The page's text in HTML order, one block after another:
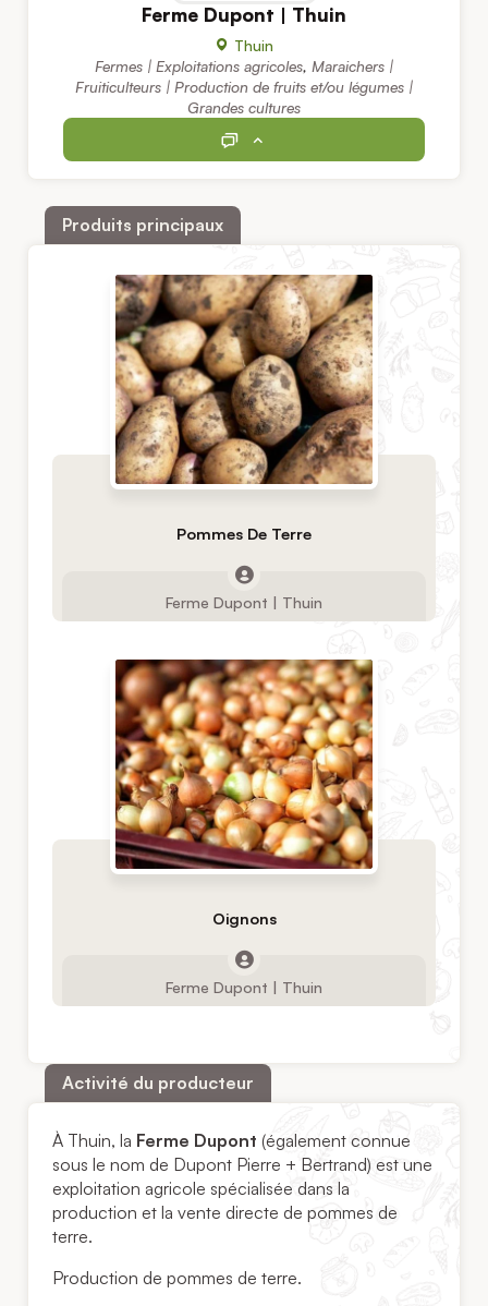
Ferme Dupont | Thuin
Thuin
Fermes | Exploitations agricoles, Maraichers |
Fruiticulteurs | Production de fruits et/ou légumes |
Grandes cultures
Produits principaux
Pommes De Terre
Ferme Dupont | Thuin
Oignons
Ferme Dupont | Thuin
Activité du producteur
À Thuin, la Ferme Dupont (également connue
sous le nom de Dupont Pierre + Bertrand) est une
exploitation agricole spécialisée dans la
production et la vente directe de pommes de
terre.
Production de pommes de terre.